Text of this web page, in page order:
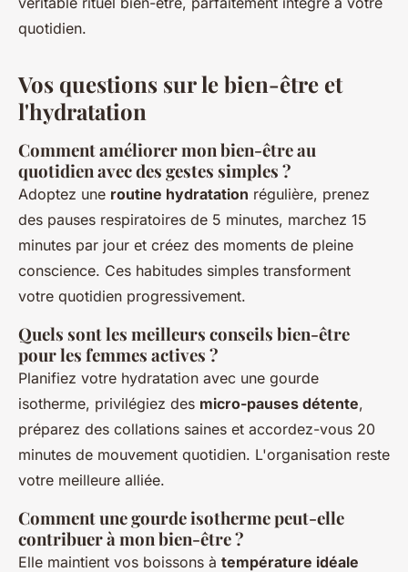
quotidien.
Vos questions sur le bien-être et
l'hydratation
Comment améliorer mon bien-être au
quotidien avec des gestes simples ?
Adoptez une routine hydratation régulière, prenez
des pauses respiratoires de 5 minutes, marchez 15
minutes par jour et créez des moments de pleine
conscience. Ces habitudes simples transforment
votre quotidien progressivement.
Quels sont les meilleurs conseils bien-être
pour les femmes actives ?
Planifiez votre hydratation avec une gourde
isotherme, privilégiez des micro-pauses détente,
préparez des collations saines et accordez-vous 20
minutes de mouvement quotidien. L'organisation reste
votre meilleure alliée.
Comment une gourde isotherme peut-elle
contribuer à mon bien-être ?
Elle maintient vos boissons à température idéale